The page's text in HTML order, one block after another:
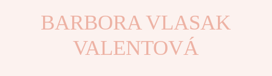
BARBORA VLASAK
VALENTOVÁ